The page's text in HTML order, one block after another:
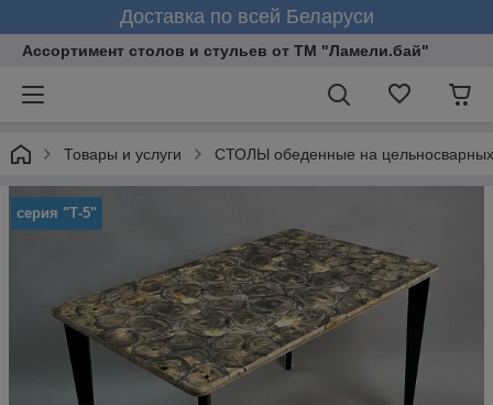
Доставка по всей Беларуси
Ассортимент столов и стульев от ТМ "Ламели.бай"
Товары и услуги СТОЛЫ обеденные на цельносварных
серия "Т-5"